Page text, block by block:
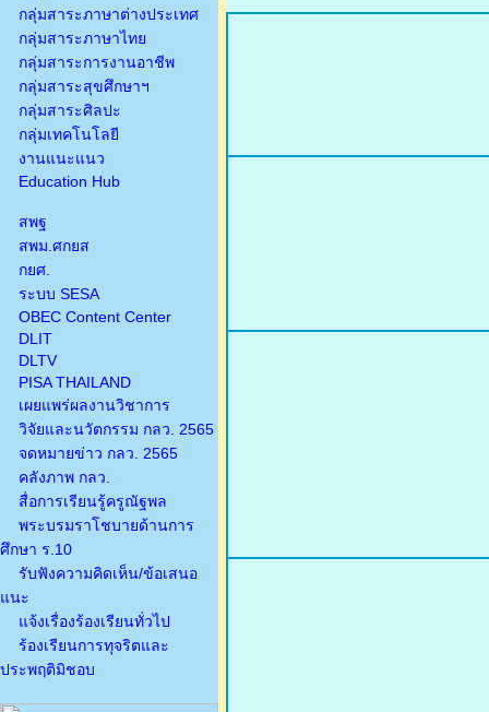
กลุ่มสาระภาษาต่างประเทศ
กลุ่มสาระภาษาไทย
กลุ่มสาระการงานอาชีพ
กลุ่มสาระสุขศึกษาฯ
กลุ่มสาระศิลปะ
กลุ่มเทคโนโลยี
งานแนะแนว
Education Hub
สพฐ
สพม.ศกยส
กยศ.
ระบบ SESA
OBEC Content Center
DLIT
DLTV
PISA THAILAND
เผยแพร่ผลงานวิชาการ
วิจัยและนวัตกรรม กลว. 2565
จดหมายข่าว กลว. 2565
คลังภาพ กลว.
สื่อการเรียนรู้ครูณัฐพล
พระบรมราโชบายด้านการ
ศึกษา ร.10
รับฟังความคิดเห็น/ข้อเสนอ
แนะ
แจ้งเรื่องร้องเรียนทั่วไป
ร้องเรียนการทุจริตและ
ประพฤติมิชอบ